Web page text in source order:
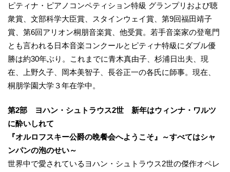
ピティナ・ピアノコンペティション特級 グランプリおよび聴
衆賞、文部科学大臣賞、スタインウェイ賞、第9回福田靖子
賞、第6回アリオン桐朋音楽賞、他受賞。若手音楽家の登竜門
とも言われる日本音楽コンクールとピティナ特級にダブル優
勝は約30年ぶり。これまでに青木真由子、杉浦日出夫、現
在、上野久子、岡本美智子、長谷正一の各氏に師事。現在、
桐朋学園大学３年在学中。
第2部 ヨハン・シュトラウス2世 新年はウィンナ・ワルツ
に酔いしれて
『オルロフスキー公爵の晩餐会へようこそ』～すべてはシャ
ンパンの泡のせい～
世界中で愛されているヨハン・シュトラウス2世の傑作オペレ